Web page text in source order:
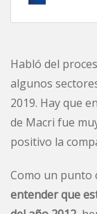
Habló del
algunos
2019. Hay que
de Macri fue
positivo la
Como un punto
entender que